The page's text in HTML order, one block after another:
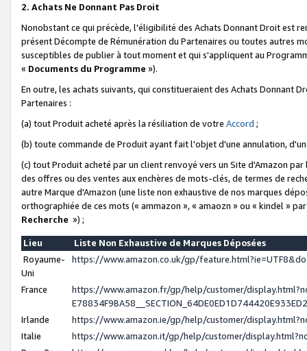
2. Achats Ne Donnant Pas Droit
Nonobstant ce qui précède, l'éligibilité des Achats Donnant Droit est
présent Décompte de Rémunération du Partenaires ou toutes autres
susceptibles de publier à tout moment et qui s'appliquent au
« Documents du Programme »).
En outre, les achats suivants, qui constitueraient des Achats Donnant
Partenaires :
(a) tout Produit acheté après la résiliation de votre Accord ;
(b) toute commande de Produit ayant fait l'objet d'une annulation,
(c) tout Produit acheté par un client renvoyé vers un Site d'Amazon
des offres ou des ventes aux enchères de mots-clés, de termes de
autre Marque d'Amazon (une liste non exhaustive de nos marques
orthographiée de ces mots (« ammazon », « amaozn » ou « kindel »
Recherche ») ;
Lieu
Liste Non Exhaustive de Marques Déposées
Royaume-
Uni
https://www.amazon.co.uk/gp/
France
https://www.amazon.fr/gp/help/customer/
Irlande
https://www.amazon.ie/gp/help/customer/
Italie
https://www.amazon.it/gp/help/customer/